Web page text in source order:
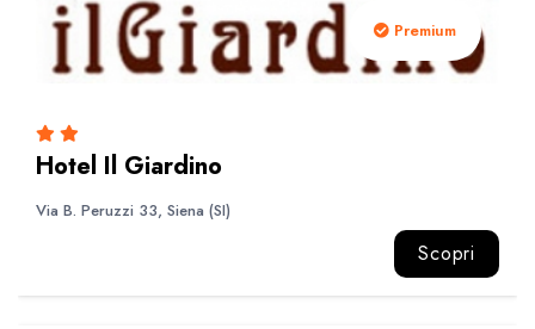
Premium
Hotel Il Giardino
Via B. Peruzzi 33, Siena (SI)
Scopri